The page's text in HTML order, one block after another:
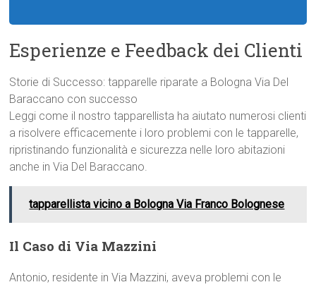
Esperienze e Feedback dei Clienti
Storie di Successo: tapparelle riparate a Bologna Via Del
Baraccano con successo
Leggi come il nostro tapparellista ha aiutato numerosi clienti
a risolvere efficacemente i loro problemi con le tapparelle,
ripristinando funzionalità e sicurezza nelle loro abitazioni
anche in Via Del Baraccano.
tapparellista vicino a Bologna Via Franco Bolognese
Il Caso di Via Mazzini
Antonio, residente in Via Mazzini, aveva problemi con le